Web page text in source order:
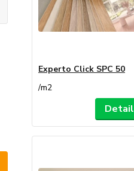
Experto Click SPC 50
/m2
Detail